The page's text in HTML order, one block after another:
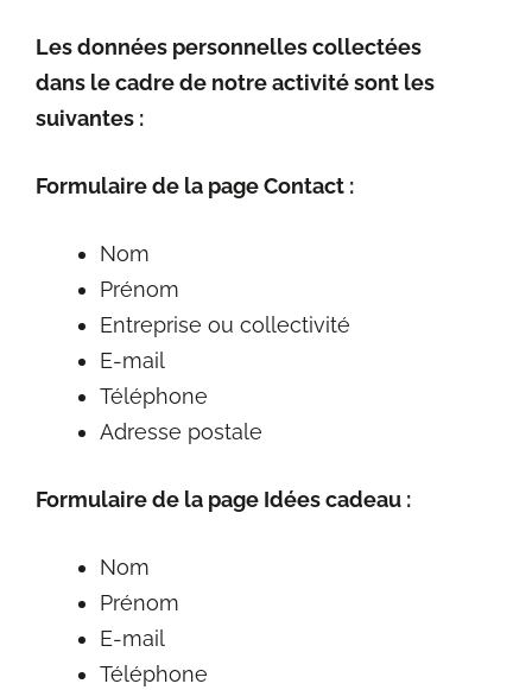
Les données personnelles collectées
dans le cadre de notre activité sont les
suivantes :
Formulaire de la page Contact :
Nom
Prénom
Entreprise ou collectivité
E-mail
Téléphone
Adresse postale
Formulaire de la page Idées cadeau :
Nom
Prénom
E-mail
Téléphone